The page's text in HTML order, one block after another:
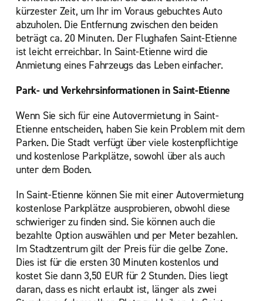
kürzester Zeit, um Ihr im Voraus gebuchtes Auto
abzuholen. Die Entfernung zwischen den beiden
beträgt ca. 20 Minuten. Der Flughafen Saint-Etienne
ist leicht erreichbar. In Saint-Etienne wird die
Anmietung eines Fahrzeugs das Leben einfacher.
Park- und Verkehrsinformationen in Saint-Etienne
Wenn Sie sich für eine Autovermietung in Saint-
Etienne entscheiden, haben Sie kein Problem mit dem
Parken. Die Stadt verfügt über viele kostenpflichtige
und kostenlose Parkplätze, sowohl über als auch
unter dem Boden.
In Saint-Etienne können Sie mit einer Autovermietung
kostenlose Parkplätze ausprobieren, obwohl diese
schwieriger zu finden sind. Sie können auch die
bezahlte Option auswählen und per Meter bezahlen.
Im Stadtzentrum gilt der Preis für die gelbe Zone.
Dies ist für die ersten 30 Minuten kostenlos und
kostet Sie dann 3,50 EUR für 2 Stunden. Dies liegt
daran, dass es nicht erlaubt ist, länger als zwei